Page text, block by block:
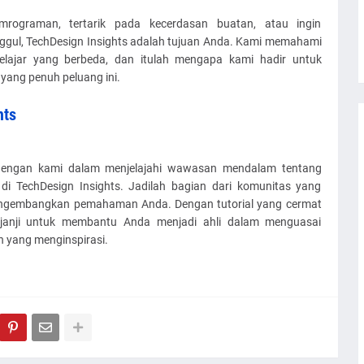
tertarik pada kecerdasan buatan, atau ingin
TechDesign Insights adalah tujuan Anda. Kami memahami
yang berbeda, dan itulah mengapa kami hadir untuk
penuh peluang ini.
kami dalam menjelajahi wawasan mendalam tentang
TechDesign Insights. Jadilah bagian dari komunitas yang
pemahaman Anda. Dengan tutorial yang cermat
untuk membantu Anda menjadi ahli dalam menguasai
yang menginspirasi.